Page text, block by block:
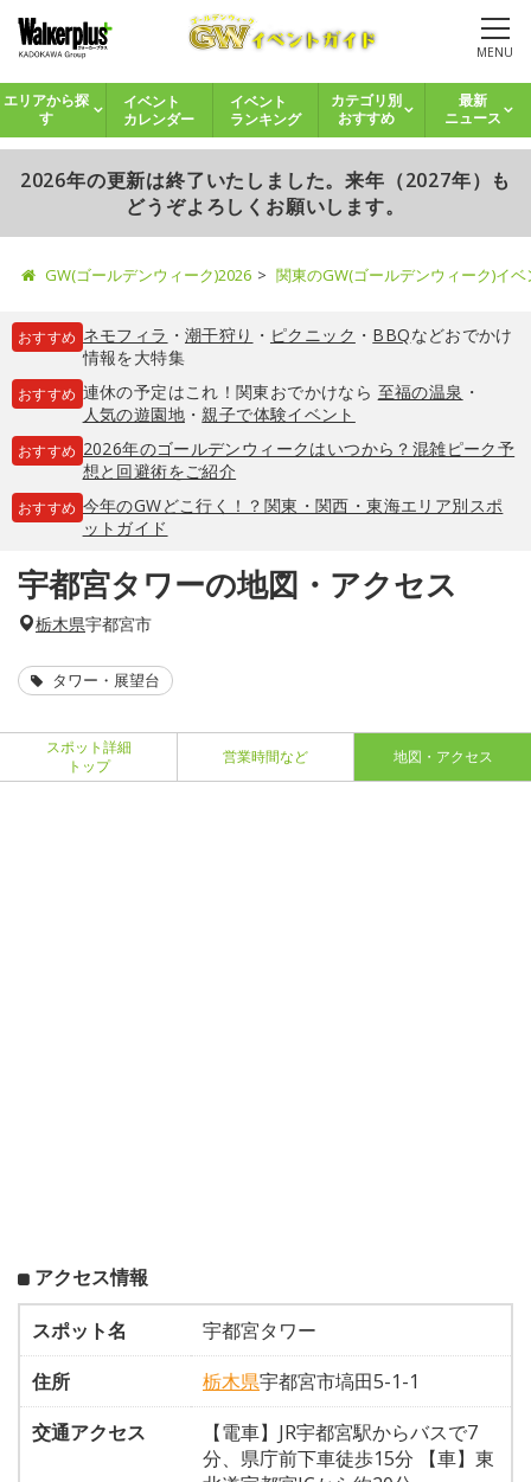
MENU
エリアから探
す
イベント
カレンダー
イベント
ランキング
カテゴリ別
おすすめ
最新
ニュース
2026年の更新は終了いたしました。来年（2027年）も
どうぞよろしくお願いします。
GW(ゴールデンウィーク)2026 関東のGW(ゴールデンウィーク)イ
おすすめ ネモフィラ ・ 潮干狩り ・ ピクニック ・ BBQなどおでかけ
情報を大特集
おすすめ 連休の予定はこれ！関東おでかけなら 至福の温泉 ・
人気の遊園地・親子で体験イベント
おすすめ 2026年のゴールデンウィークはいつから？混雑ピーク予
想と回避術をご紹介
おすすめ 今年のGWどこ行く！？関東・関西・東海エリア別スポ
ットガイド
宇都宮タワーの地図・アクセス
栃木県宇都宮市
タワー・展望台
スポット詳細
トップ
営業時間など 地図・アクセス
アクセス情報
スポット名
宇都宮タワー
住所
栃木県宇都宮市塙田5-1-1
交通アクセス
【電車】JR宇都宮駅からバスで7
分、県庁前下車徒歩15分 【車】東